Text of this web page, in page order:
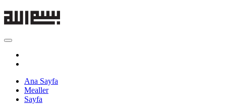
Ana Sayfa
Mealler
Sayfa